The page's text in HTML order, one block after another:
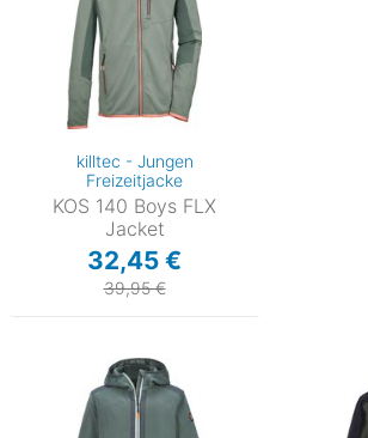
killtec - Jungen
Freizeitjacke
KOS 140 Boys FLX
Jacket
32,45 €
39,95 €